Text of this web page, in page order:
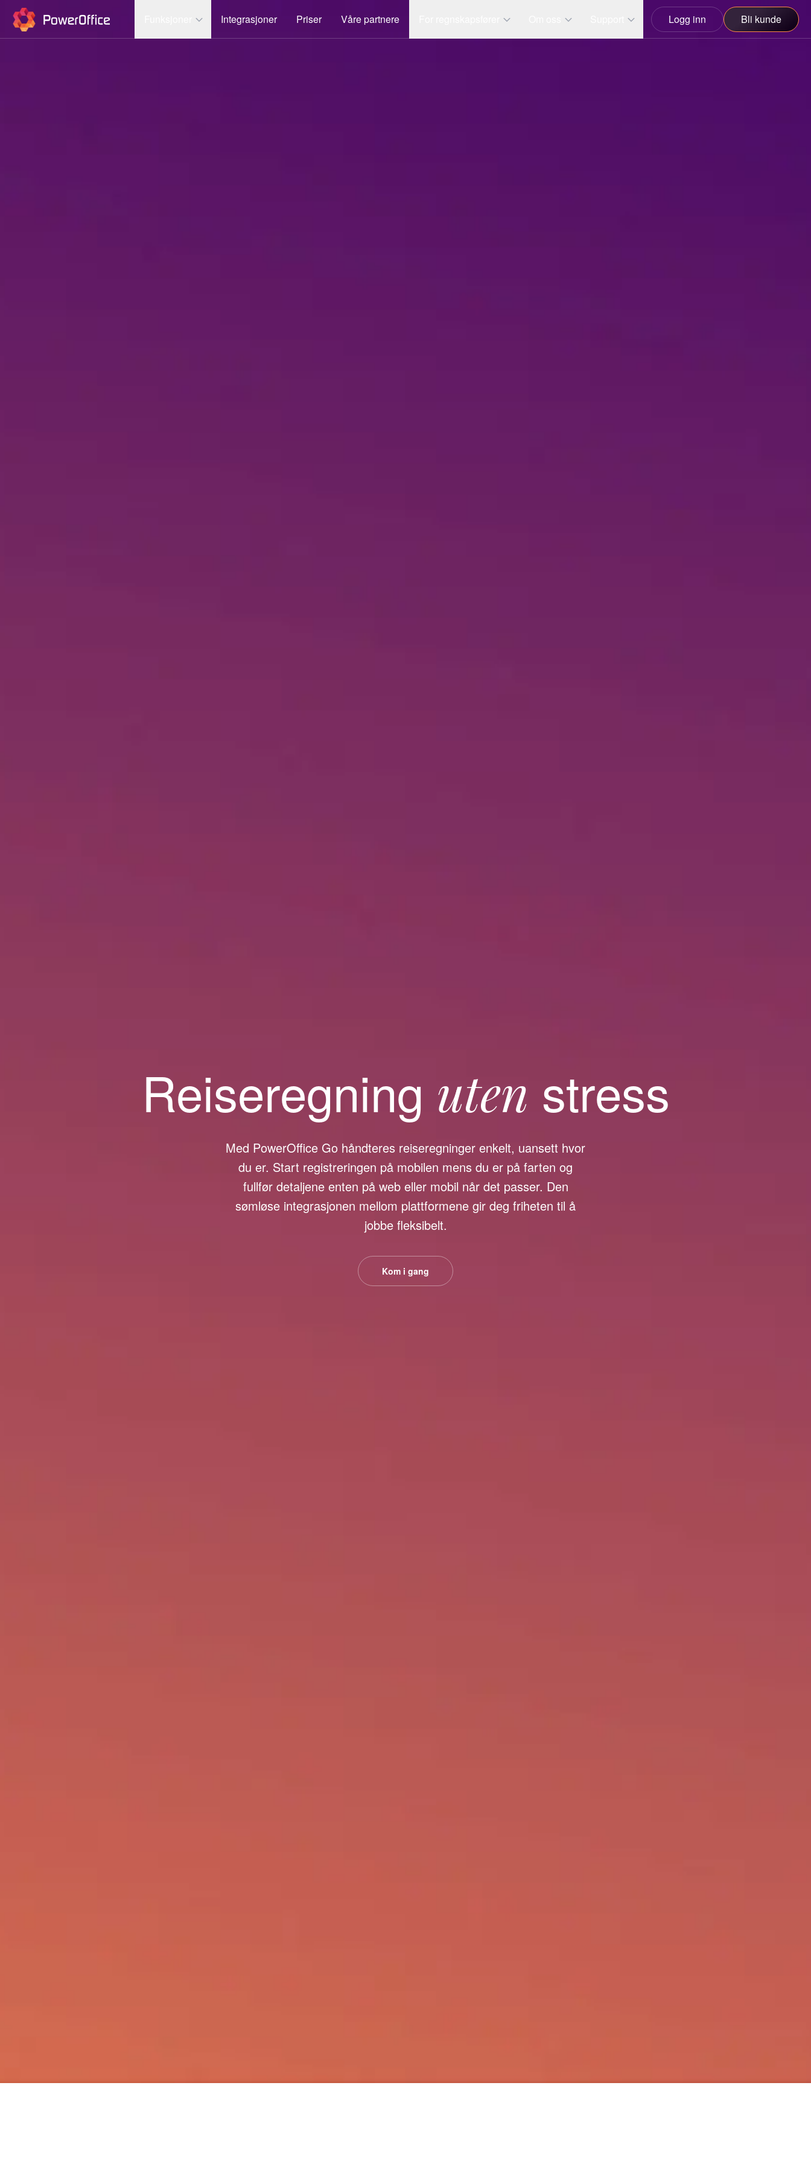
PowerOffice
Logg inn Bli kunde
Integrasjoner Priser Våre partnere
Reiseregning uten stress
Med PowerOffice Go håndteres reiseregninger enkelt, uansett hvor
du er. Start registreringen på mobilen mens du er på farten og
fullfør detaljene enten på web eller mobil når det passer. Den
sømløse integrasjonen mellom plattformene gir deg friheten til å
jobbe fleksibelt.
Kom i gang